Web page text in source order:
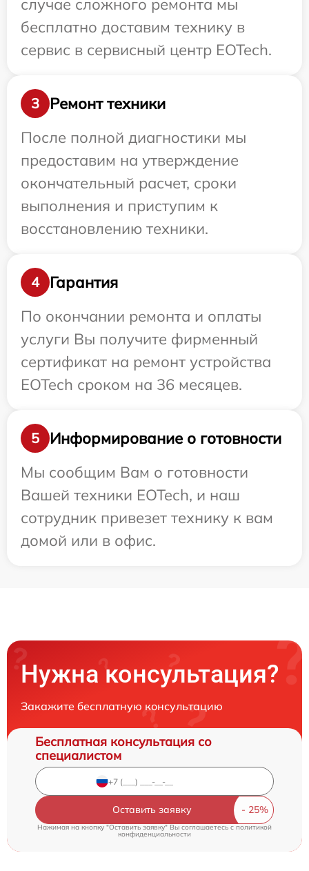
случае сложного ремонта мы
бесплатно доставим технику в
сервис в сервисный центр EOTech.
3
Ремонт техники
После полной диагностики мы
предоставим на утверждение
окончательный расчет, сроки
выполнения и приступим к
восстановлению техники.
4
Гарантия
По окончании ремонта и оплаты
услуги Вы получите фирменный
сертификат на ремонт устройства
EOTech сроком на 36 месяцев.
5
Информирование о готовности
Мы сообщим Вам о готовности
Вашей техники EOTech, и наш
сотрудник привезет технику к вам
домой или в офис.
Нужна консультация?
Закажите бесплатную консультацию
Бесплатная консультация со
специалистом
Оставить заявку
Нажимая на кнопку "Оставить заявку" Вы соглашаетесь c политикой
конфиденциальности